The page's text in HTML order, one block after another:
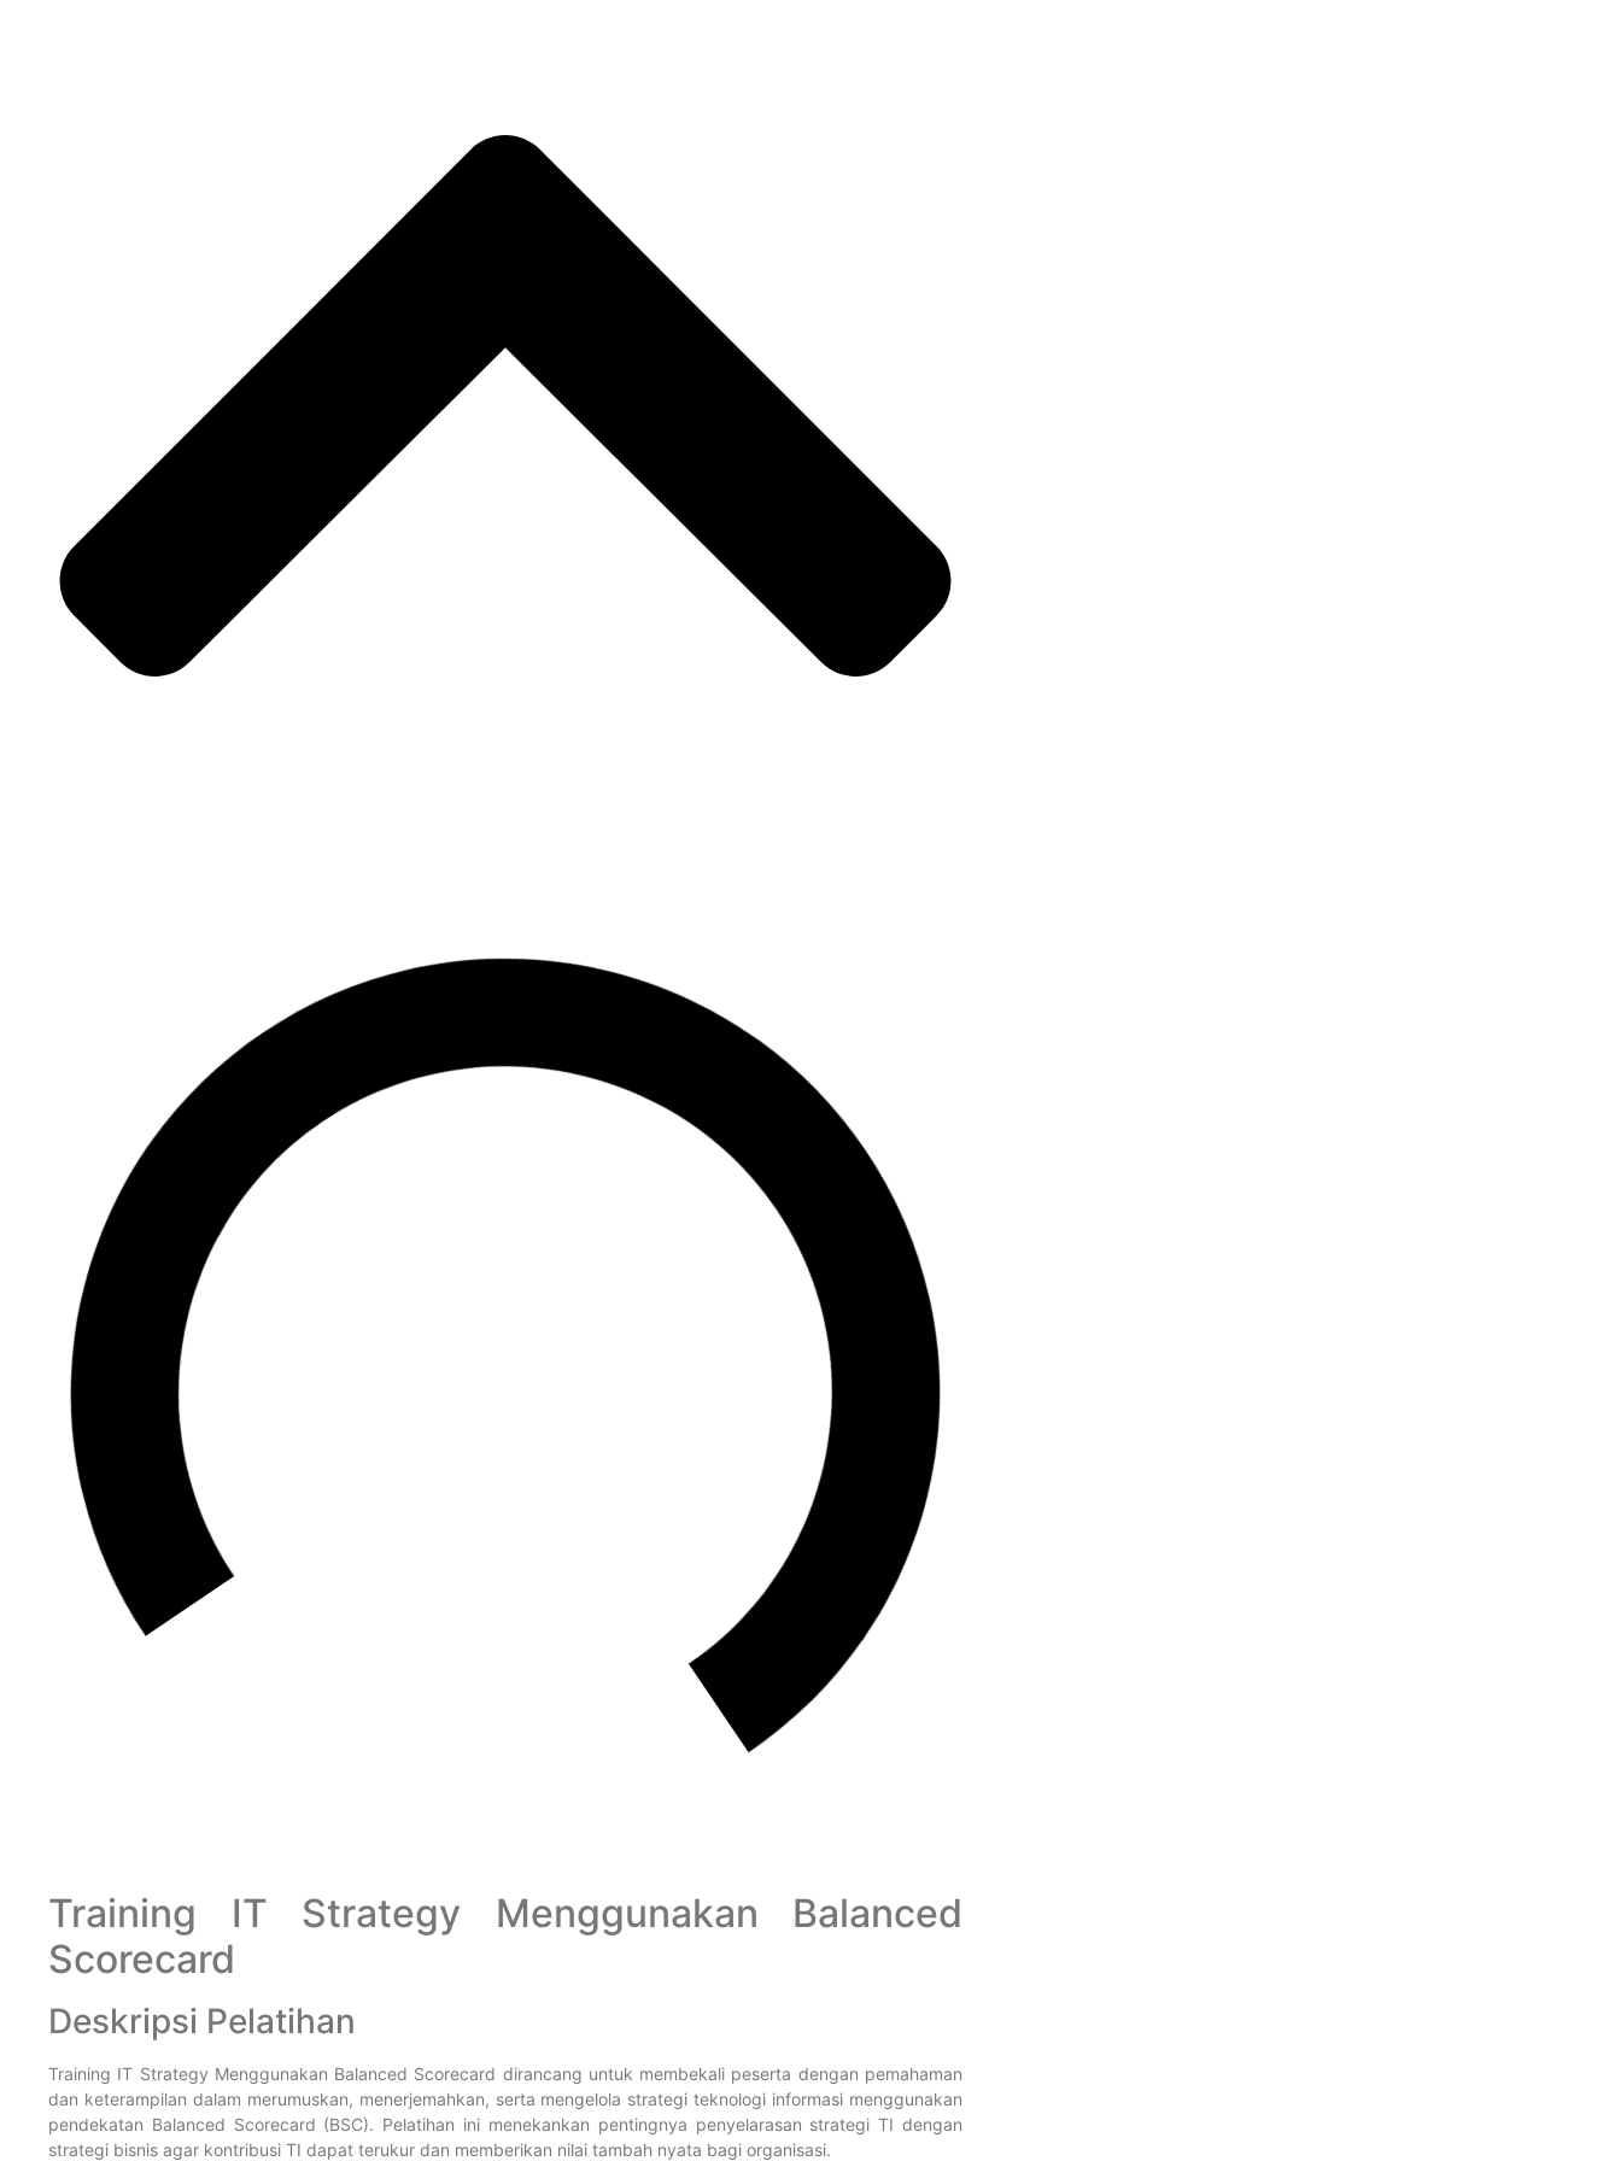
Training IT Strategy Menggunakan Balanced
Scorecard
Deskripsi Pelatihan
Training IT Strategy Menggunakan Balanced Scorecard dirancang untuk membekali peserta dengan pemahaman
dan keterampilan dalam merumuskan, menerjemahkan, serta mengelola strategi teknologi informasi menggunakan
pendekatan Balanced Scorecard (BSC). Pelatihan ini menekankan pentingnya penyelarasan strategi TI dengan
strategi bisnis agar kontribusi TI dapat terukur dan memberikan nilai tambah nyata bagi organisasi.